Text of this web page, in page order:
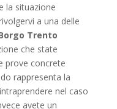
la situazione
a una delle
Trento
che state
prove concrete
rappresenta la
nel caso
avete un